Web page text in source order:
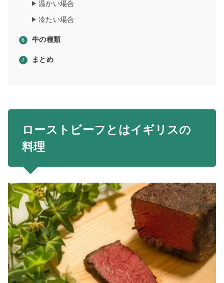
温かい場合
冷たい場合
牛の種類
まとめ
ローストビーフとはイギリスの
料理